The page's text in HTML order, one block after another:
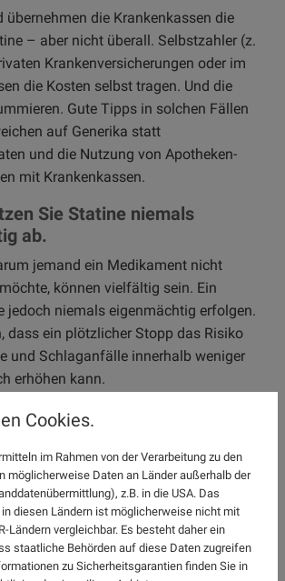
übernehmen die Krankenkassen die
– aber nicht überall. Selbstzahler (z.
Krankenversicherungen oder im
die Kosten selbst tragen. Und die
Gute Tipps in solchen Fällen
auf Generika statt
und die Nutzung von Apotheken-
mit Krankenkassen.
Sie Statine niemals
ab.
jemand ein Medikament nicht
können vielfältig sein. Ein
jedoch niemals eigenmächtig erfolgen.
dass ein plötzlicher Stopp das Risiko
und Schlaganfälle innerhalb weniger
erhöhen kann.
im Körper, wenn wir
(Wochen bis Monate)
steigt an (oft auf den
vor der Therapie)
(z. B. CRP) können sich
Cookies.
im Rahmen von der Verarbeitung zu den
möglicherweise Daten an Länder außerhalb der
z.B. in die USA. Das
diesen Ländern ist möglicherweise nicht mit
Ländern vergleichbar. Es besteht daher ein
staatliche Behörden auf diese Daten zugreifen
zu Sicherheitsgarantien finden Sie in